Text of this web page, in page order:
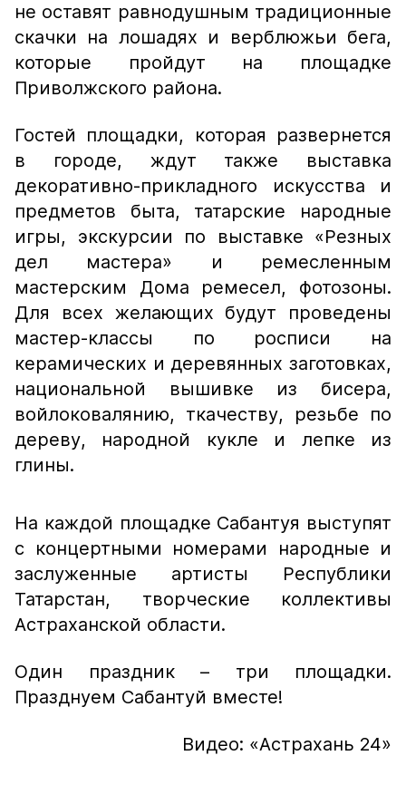
не оставят равнодушным традиционные
скачки на лошадях и верблюжьи бега,
которые пройдут на площадке
Приволжского района.
Гостей площадки, которая развернется
в городе, ждут также выставка
декоративно-прикладного искусства и
предметов быта, татарские народные
игры, экскурсии по выставке «Резных
дел мастера» и ремесленным
мастерским Дома ремесел, фотозоны.
Для всех желающих будут проведены
мастер-классы по росписи на
керамических и деревянных заготовках,
национальной вышивке из бисера,
войлоковалянию, ткачеству, резьбе по
дереву, народной кукле и лепке из
глины.
На каждой площадке Сабантуя выступят
с концертными номерами народные и
заслуженные артисты Республики
Татарстан, творческие коллективы
Астраханской области.
Один праздник – три площадки.
Празднуем Сабантуй вместе!
Видео: «Астрахань 24»